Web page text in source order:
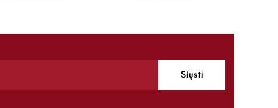
Siųsti